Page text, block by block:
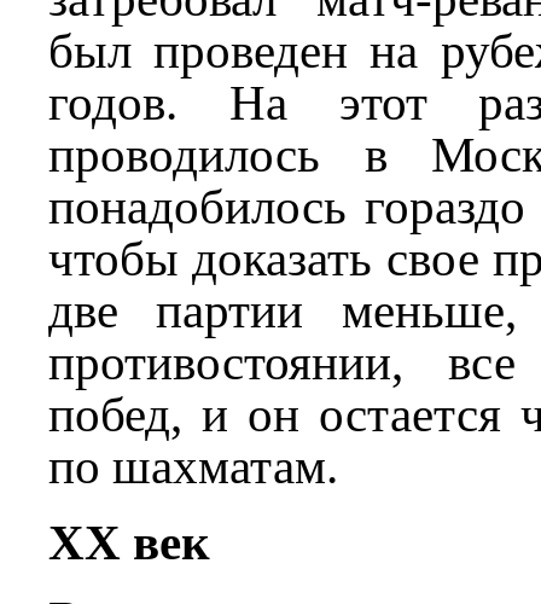
был проведен на
годов. На этот раз
проводилось в
понадобилось
чтобы доказать свое
две партии
противостоянии,
побед, и он остается
по шахматам.
XX век